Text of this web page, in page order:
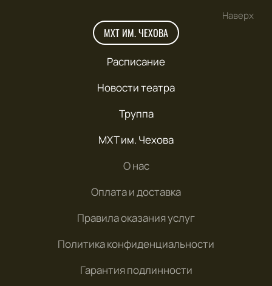
Наверх
МХТ ИМ. ЧЕХОВА
Расписание
Новости театра
Труппа
МХТ им. Чехова
О нас
Оплата и доставка
Правила оказания услуг
Политика конфиденциальности
Гарантия подлинности